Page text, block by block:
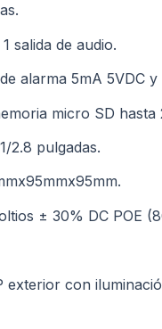
salida de audio.
alarma 5mA 5VDC
micro SD hasta
2.8 pulgadas.
± 30% DC POE
exterior con